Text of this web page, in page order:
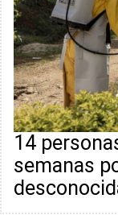
14
semanas